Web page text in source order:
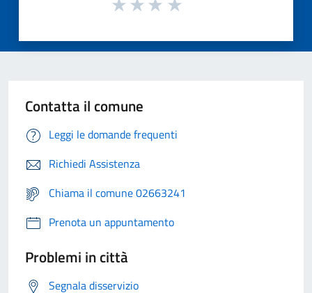
Contatta il comune
Leggi le domande frequenti
Richiedi Assistenza
Chiama il comune 02663241
Prenota un appuntamento
Problemi in città
Segnala disservizio